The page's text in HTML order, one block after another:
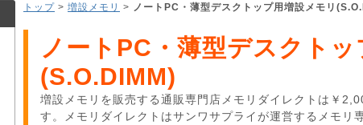
トップ > 増設メモリ > ノートPC・薄型デスクトップ用増設メモリ
ノートPC・薄型デスクトッ
(S.O.DIMM)
増設メモリを販売する通販専門店メモリダイレクトは￥
す。メモリダイレクトはサンワサプライが運営するメモ